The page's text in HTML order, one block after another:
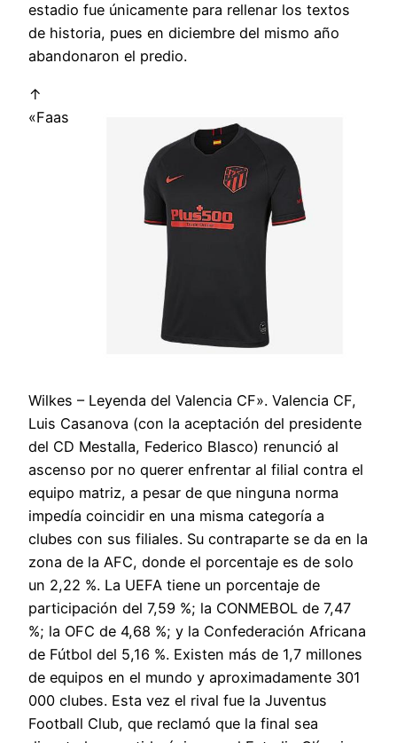
estadio fue únicamente para rellenar los textos
de historia, pues en diciembre del mismo año
abandonaron el predio.
↑
«Faas
Wilkes – Leyenda del Valencia CF». Valencia CF,
Luis Casanova (con la aceptación del presidente
del CD Mestalla, Federico Blasco) renunció al
ascenso por no querer enfrentar al filial contra el
equipo matriz, a pesar de que ninguna norma
impedía coincidir en una misma categoría a
clubes con sus filiales. Su contraparte se da en la
zona de la AFC, donde el porcentaje es de solo
un 2,22 %. La UEFA tiene un porcentaje de
participación del 7,59 %; la CONMEBOL de 7,47
%; la OFC de 4,68 %; y la Confederación Africana
de Fútbol del 5,16 %. Existen más de 1,7 millones
de equipos en el mundo y aproximadamente 301
000 clubes. Esta vez el rival fue la Juventus
Football Club, que reclamó que la final sea